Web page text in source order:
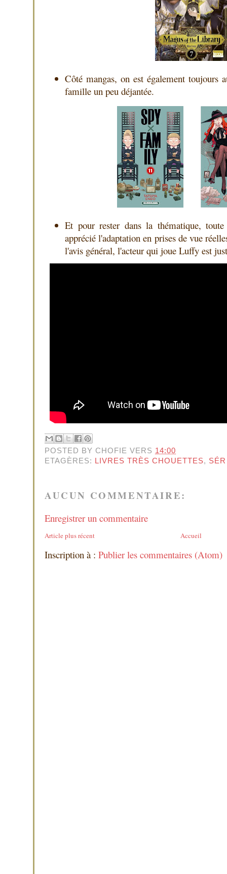
Côté mangas, on est également toujours
famille un peu déjantée.
Et pour rester dans la thématique,
apprécié l'adaptation en prises de vue
l'avis général, l'acteur qui joue Luffy est
POSTED BY CHOFIE VERS 14:00
ETAGÈRES:
LIVRES TRÈS CHOUETTES,
AUCUN COMMENTAIRE:
Enregistrer un commentaire
Article plus récent Accueil
Inscription à : Publier les commentaires (Atom)